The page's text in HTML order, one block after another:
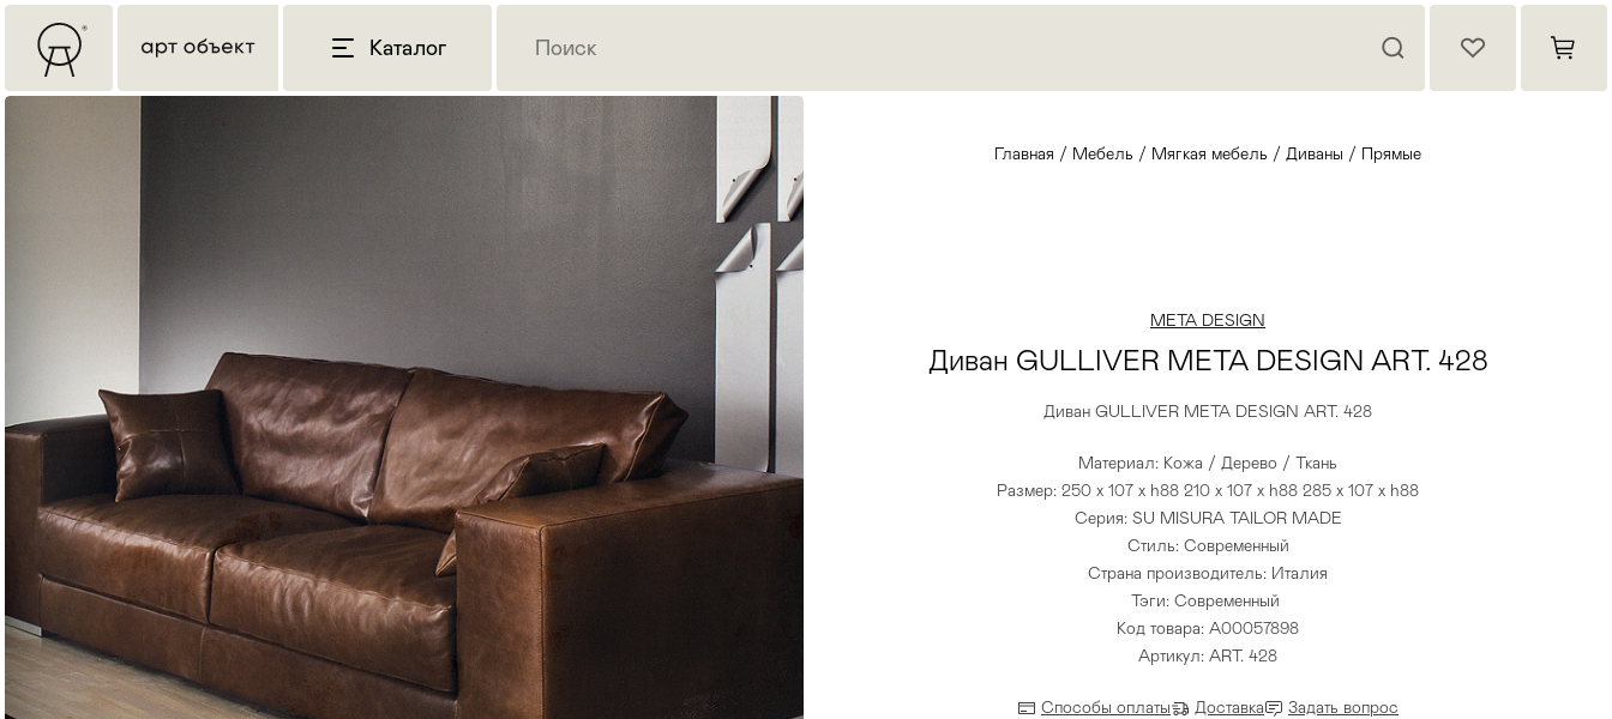
Каталог
Главная / Мебель / Мягкая мебель / Диваны / Прямые
META DESIGN
Диван GULLIVER META DESIGN ART. 428
Диван GULLIVER META DESIGN ART. 428
Материал: Кожа / Дерево / Ткань
Размер: 250 x 107 x h88 210 x 107 x h88 285 x 107 x h88
Серия: SU MISURA TAILOR MADE
Стиль: Современный
Страна производитель: Италия
Тэги: Современный
Код товара: A00057898
Артикул: ART. 428
Способы оплаты Доставка Задать вопрос